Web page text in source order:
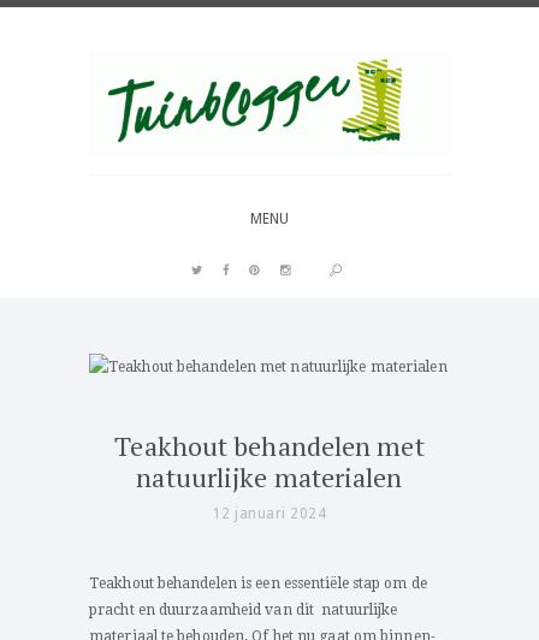
MENU
Teakhout behandelen met
natuurlijke materialen
12 januari 2024
Teakhout behandelen is een essentiële stap om de
pracht en duurzaamheid van dit natuurlijke
materiaal te behouden. Of het nu gaat om binnen-